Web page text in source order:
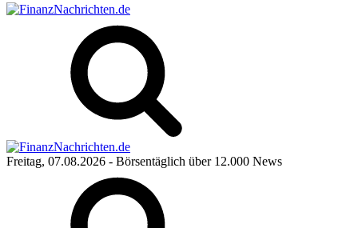
Freitag, 07.08.2026 - Börsentäglich über 12.000 News